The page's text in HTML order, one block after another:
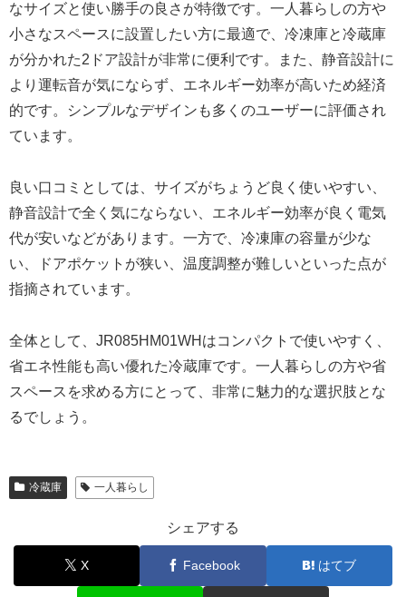
なサイズと使い勝手の良さが特徴です。一人暮らしの方や
小さなスペースに設置したい方に最適で、冷凍庫と冷蔵庫
が分かれた2ドア設計が非常に便利です。また、静音設計に
より運転音が気にならず、エネルギー効率が高いため経済
的です。シンプルなデザインも多くのユーザーに評価され
ています。
良い口コミとしては、サイズがちょうど良く使いやすい、
静音設計で全く気にならない、エネルギー効率が良く電気
代が安いなどがあります。一方で、冷凍庫の容量が少な
い、ドアポケットが狭い、温度調整が難しいといった点が
指摘されています。
全体として、JR085HM01WHはコンパクトで使いやすく、
省エネ性能も高い優れた冷蔵庫です。一人暮らしの方や省
スペースを求める方にとって、非常に魅力的な選択肢とな
るでしょう。
冷蔵庫 一人暮らし
シェアする
X Facebook はてブ